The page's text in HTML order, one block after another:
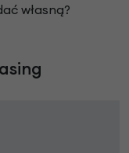
własną?